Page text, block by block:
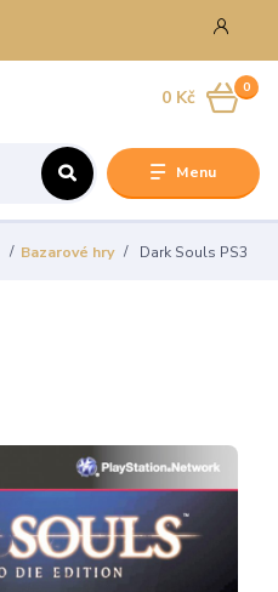
Menu
0
0 Kč
Bazarové hry Dark Souls PS3